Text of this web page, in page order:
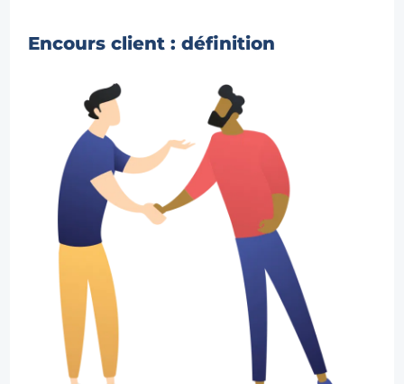
Encours client : définition